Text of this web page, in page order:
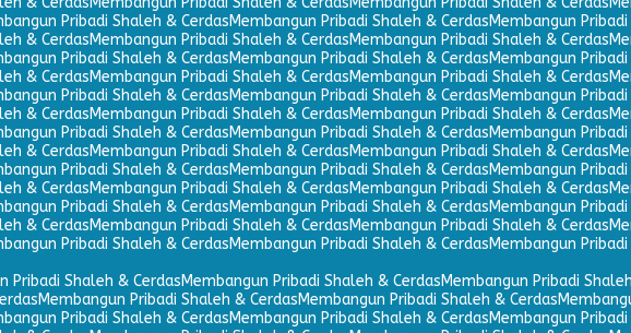
Pribadi Shaleh & CerdasMembangun Pribadi Shaleh & CerdasMembangun
& CerdasMembangun Pribadi Shaleh & CerdasMembangun Pribadi Shaleh & Cerdas
Pribadi Shaleh & CerdasMembangun Pribadi Shaleh & CerdasMembangun
& CerdasMembangun Pribadi Shaleh & CerdasMembangun Pribadi Shaleh & Cerdas
Pribadi Shaleh & CerdasMembangun Pribadi Shaleh & CerdasMembangun
& CerdasMembangun Pribadi Shaleh & CerdasMembangun Pribadi Shaleh & Cerdas
Pribadi Shaleh & CerdasMembangun Pribadi Shaleh & CerdasMembangun
& CerdasMembangun Pribadi Shaleh & CerdasMembangun Pribadi Shaleh & Cerdas
Pribadi Shaleh & CerdasMembangun Pribadi Shaleh & CerdasMembangun
& CerdasMembangun Pribadi Shaleh & CerdasMembangun Pribadi Shaleh & Cerdas
Pribadi Shaleh & CerdasMembangun Pribadi Shaleh & CerdasMembangun
& CerdasMembangun Pribadi Shaleh & CerdasMembangun Pribadi Shaleh & Cerdas
Pribadi Shaleh & CerdasMembangun Pribadi Shaleh & CerdasMembangun
Pribadi Shaleh & CerdasMembangun Pribadi Shaleh & CerdasMembangun Pribadi
Membangun Pribadi Shaleh & CerdasMembangun Pribadi Shaleh & Cerdas
Pribadi Shaleh & CerdasMembangun Pribadi Shaleh & CerdasMembangun